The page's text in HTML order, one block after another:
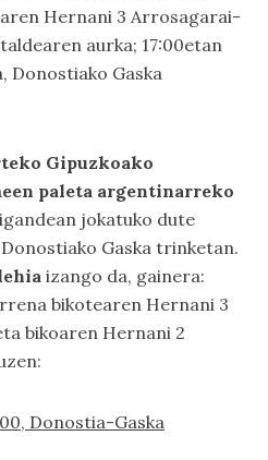
Hernani 3 Arrosagarai-
aurka; 17:00etan
Donostiako Gaska
Gipuzkoako
paleta argentinarreko
jokatuko dute
Donostiako Gaska trinketan.
izango da, gainera:
bikotearen Hernani 3
bikoaren Hernani 2
Donostia-Gaska